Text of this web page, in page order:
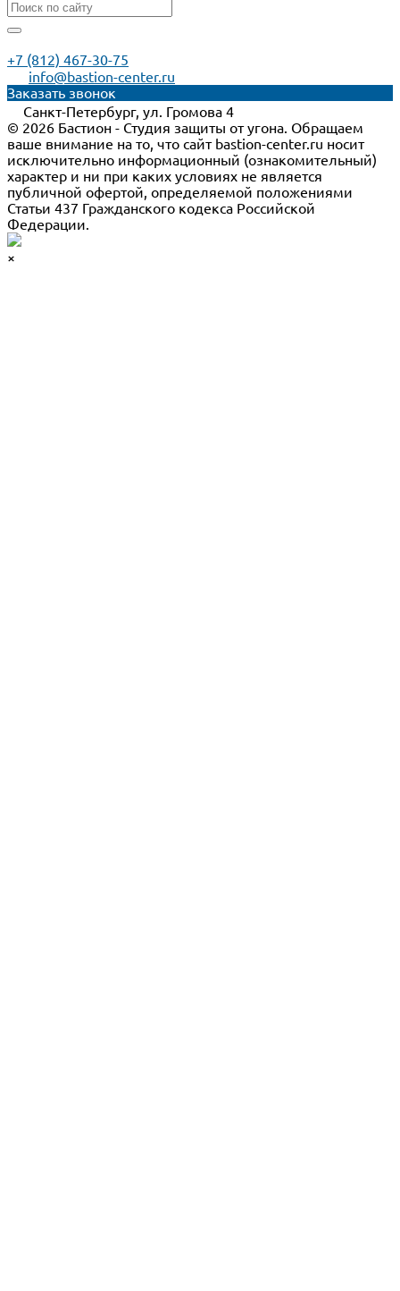
+7 (812) 467-30-75
info@bastion-center.ru
Заказать звонок
Санкт-Петербург, ул. Громова 4
© 2026 Бастион - Студия защиты от угона. Обращаем
ваше внимание на то, что сайт bastion-center.ru носит
исключительно информационный (ознакомительный)
характер и ни при каких условиях не является
публичной офертой, определяемой положениями
Статьи 437 Гражданского кодекса Российской
Федерации.
×